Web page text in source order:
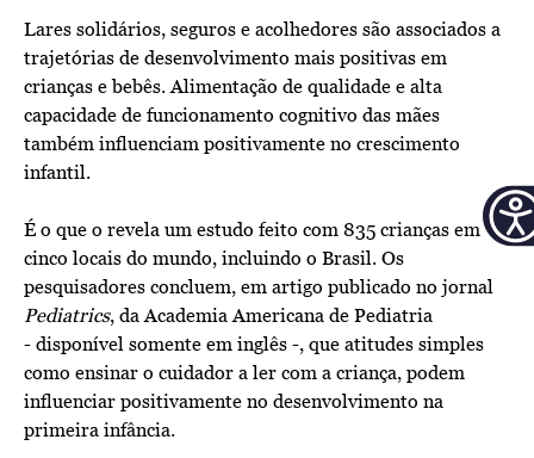
Lares solidários, seguros e acolhedores são associados a
trajetórias de desenvolvimento mais positivas em
crianças e bebês. Alimentação de qualidade e alta
capacidade de funcionamento cognitivo das mães
também influenciam positivamente no crescimento
infantil.
É o que o revela um estudo feito com 835 crianças em
cinco locais do mundo, incluindo o Brasil. Os
pesquisadores concluem, em artigo publicado no jornal
Pediatrics, da Academia Americana de Pediatria
- disponível somente em inglês -, que atitudes simples
como ensinar o cuidador a ler com a criança, podem
influenciar positivamente no desenvolvimento na
primeira infância.